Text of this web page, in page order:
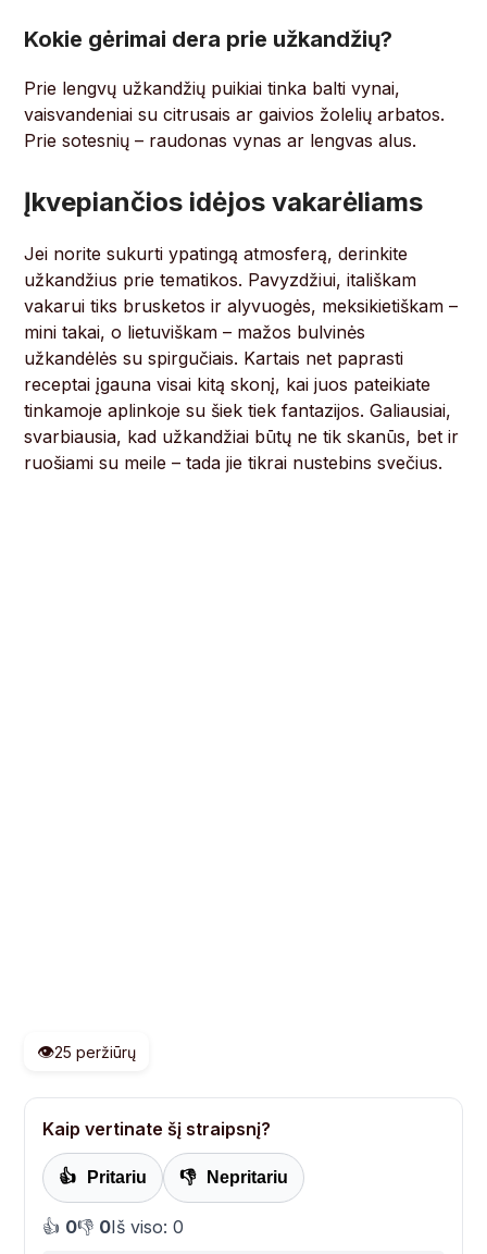
Kokie gėrimai dera prie užkandžių?
Prie lengvų užkandžių puikiai tinka balti vynai,
vaisvandeniai su citrusais ar gaivios žolelių arbatos.
Prie sotesnių – raudonas vynas ar lengvas alus.
Įkvepiančios idėjos vakarėliams
Jei norite sukurti ypatingą atmosferą, derinkite
užkandžius prie tematikos. Pavyzdžiui, itališkam
vakarui tiks brusketos ir alyvuogės, meksikietiškam –
mini takai, o lietuviškam – mažos bulvinės
užkandėlės su spirgučiais. Kartais net paprasti
receptai įgauna visai kitą skonį, kai juos pateikiate
tinkamoje aplinkoje su šiek tiek fantazijos. Galiausiai,
svarbiausia, kad užkandžiai būtų ne tik skanūs, bet ir
ruošiami su meile – tada jie tikrai nustebins svečius.
👁️25 peržiūrų
Kaip vertinate šį straipsnį?
👍 Pritariu 👎 Nepritariu
👍 0👎 0Iš viso: 0